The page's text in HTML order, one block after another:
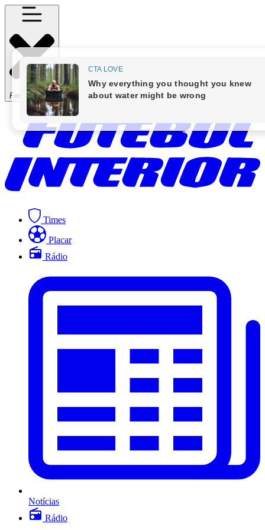
Fechar Menu
Times
Placar
Rádio
Notícias
Rádio